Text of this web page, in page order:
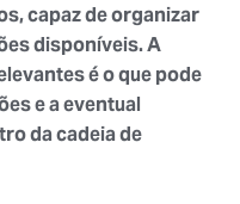
capaz de organizar
disponíveis. A
é o que pode
e a eventual
da cadeia de